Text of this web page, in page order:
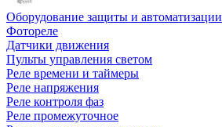
Оборудование защиты и автоматизации
Фотореле
Датчики движения
Пульты управления светом
Реле времени и таймеры
Реле напряжения
Реле контроля фаз
Реле промежуточное